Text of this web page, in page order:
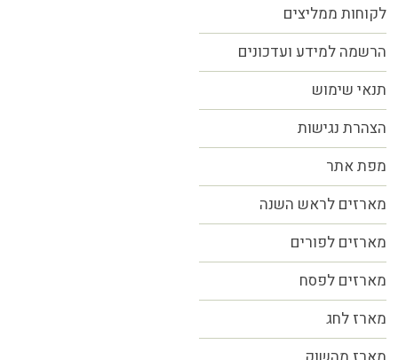
לקוחות ממליצים
הרשמה למידע ועדכונים
תנאי שימוש
הצהרת נגישות
מפת אתר
מארזים לראש השנה
מארזים לפורים
מארזים לפסח
מארז לחג